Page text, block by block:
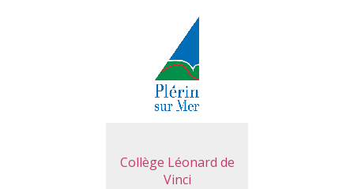
Collège Léonard de
Vinci